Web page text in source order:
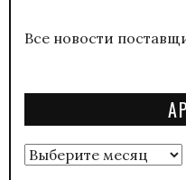
Все новости
Архивы